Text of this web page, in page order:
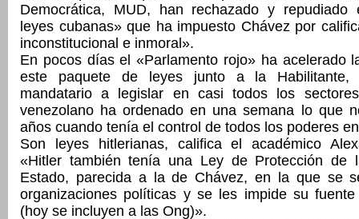
Democrática, MUD, han rechazado y repudiado
leyes cubanas» que ha impuesto Chávez por
inconstitucional e inmoral».
En pocos días el «Parlamento rojo» ha acelerado
este paquete de leyes junto a la Habilitante,
mandatario a legislar en casi todos los
venezolano ha ordenado en una semana lo que
años cuando tenía el control de todos los poderes
Son leyes hitlerianas, califica el académico
«Hitler también tenía una Ley de Protección de
Estado, parecida a la de Chávez, en la que se
organizaciones políticas y se les impide su
(hoy se incluyen a las Ong)».